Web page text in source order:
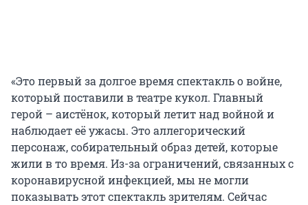
«Это первый за долгое время спектакль о войне,
который поставили в театре кукол. Главный
герой – аистёнок, который летит над войной и
наблюдает её ужасы. Это аллегорический
персонаж, собирательный образ детей, которые
жили в то время. Из-за ограничений, связанных с
коронавирусной инфекцией, мы не могли
показывать этот спектакль зрителям. Сейчас